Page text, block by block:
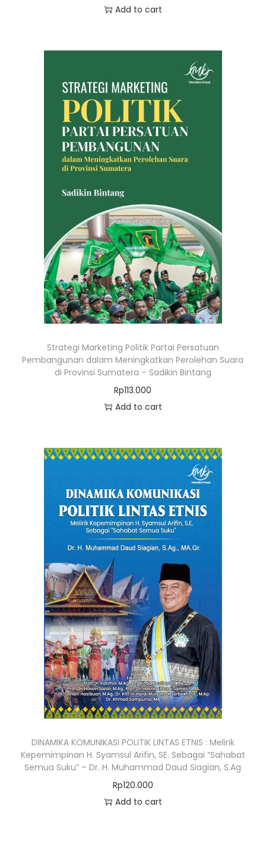
Add to cart
Strategi Marketing Politik Partai Persatuan
Pembangunan dalam Meningkatkan Perolehan Suara
di Provinsi Sumatera – Sadikin Bintang
Rp113.000
Add to cart
DINAMIKA KOMUNIKASI POLITIK LINTAS ETNIS : Melirik
Kepemimpinan H. Syamsul Arifin, SE. Sebagai “Sahabat
Semua Suku” – Dr. H. Muhammad Daud Siagian, S.Ag
Rp120.000
Add to cart